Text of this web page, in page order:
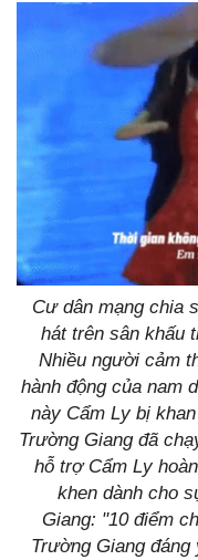
Cư dân mạng chia
hát trên sân khấu
Nhiều người cảm
hành động của nam
này Cẩm Ly bị
Trường Giang đã
hỗ trợ Cẩm Ly
khen dành cho
Giang: "10 điểm
Trường Giang